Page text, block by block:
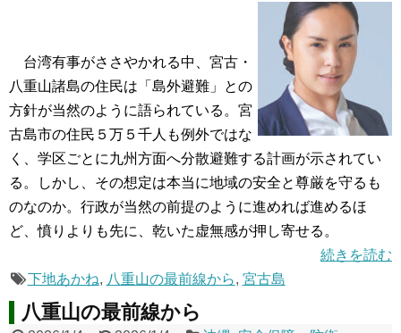
台湾有事がささやかれる中、宮古・
八重山諸島の住民は「島外避難」との
方針が当然のように語られている。宮
古島市の住民５万５千人も例外ではな
く、学区ごとに九州方面へ分散避難する計画が示されてい
る。しかし、その想定は本当に地域の安全と尊厳を守るも
のなのか。行政が当然の前提のように進めれば進めるほ
ど、憤りよりも先に、乾いた虚無感が押し寄せる。
続きを読む
下地あかね, 八重山の最前線から, 宮古島
八重山の最前線から